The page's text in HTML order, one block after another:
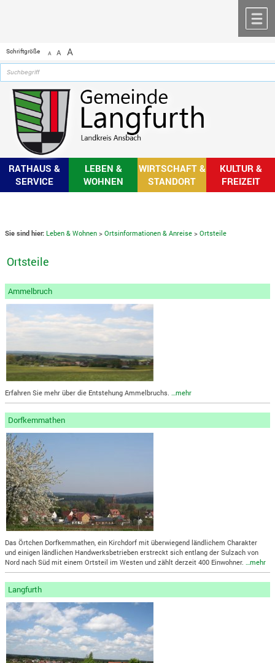
Schriftgröße A A A
RATHAUS &
SERVICE
LEBEN &
WOHNEN
WIRTSCHAFT &
STANDORT
KULTUR &
FREIZEIT
Sie sind hier: Leben & Wohnen >Ortsinformationen & Anreise >Ortsteile
Ortsteile
Ammelbruch
Erfahren Sie mehr über die Entstehung Ammelbruchs. …mehr
Dorfkemmathen
Das Örtchen Dorfkemmathen, ein Kirchdorf mit überwiegend ländlichem Charakter
und einigen ländlichen Handwerksbetrieben erstreckt sich entlang der Sulzach von
Nord nach Süd mit einem Ortsteil im Westen und zählt derzeit 400 Einwohner.…mehr
Langfurth